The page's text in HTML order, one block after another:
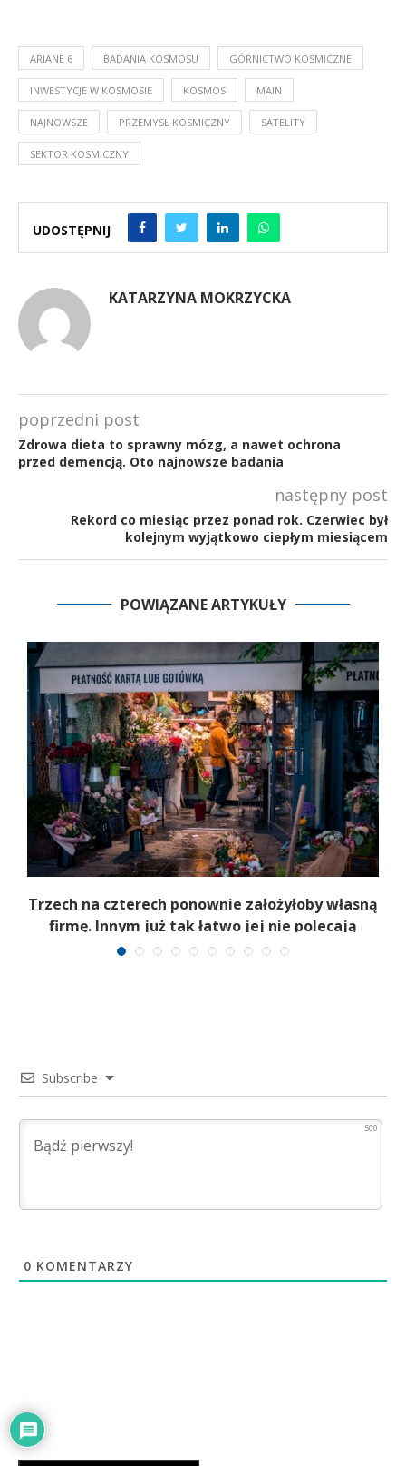
ARIANE 6 BADANIA KOSMOSU GÓRNICTWO KOSMICZNE
INWESTYCJE W KOSMOSIE KOSMOS MAIN
NAJNOWSZE PRZEMYSŁ KOSMICZNY SATELITY
SEKTOR KOSMICZNY
UDOSTĘPNIJ
KATARZYNA MOKRZYCKA
poprzedni post
Zdrowa dieta to sprawny mózg, a nawet ochrona
przed demencją. Oto najnowsze badania
następny post
Rekord co miesiąc przez ponad rok. Czerwiec był
kolejnym wyjątkowo ciepłym miesiącem
POWIĄZANE ARTYKUŁY
Trzech na czterech ponownie założyłoby własną
firmę. Innym już tak łatwo jej nie polecają
Subscribe
500
0 KOMENTARZY